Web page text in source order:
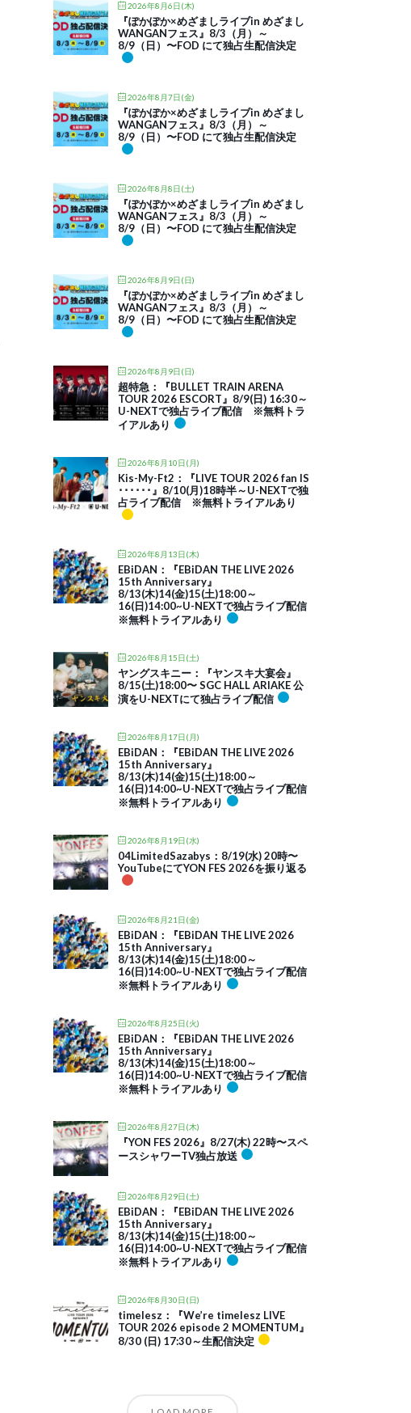
2026年8月6日(木)
『ぽかぽか×めざましライブin めざまし
WANGANフェス』8/3（月）～
8/9（日）〜FOD にて独占生配信決定
2026年8月7日(金)
『ぽかぽか×めざましライブin めざまし
WANGANフェス』8/3（月）～
8/9（日）〜FOD にて独占生配信決定
2026年8月8日(土)
『ぽかぽか×めざましライブin めざまし
WANGANフェス』8/3（月）～
8/9（日）〜FOD にて独占生配信決定
2026年8月9日(日)
『ぽかぽか×めざましライブin めざまし
WANGANフェス』8/3（月）～
8/9（日）〜FOD にて独占生配信決定
2026年8月9日(日)
超特急：『BULLET TRAIN ARENA
TOUR 2026 ESCORT』8/9(日) 16:30～
U-NEXTで独占ライブ配信 ※無料トラ
イアルあり
2026年8月10日(月)
Kis-My-Ft2：『LIVE TOUR 2026 fan IS
･･････』8/10(月)18時半～U-NEXTで独
占ライブ配信 ※無料トライアルあり
2026年8月13日(木)
EBiDAN：『EBiDAN THE LIVE 2026
15th Anniversary』
8/13(木)14(金)15(土)18:00～
16(日)14:00~U-NEXTで独占ライブ配信
※無料トライアルあり
2026年8月15日(土)
ヤングスキニー：『ヤンスキ大宴会』
8/15(土)18:00〜 SGC HALL ARIAKE 公
演をU-NEXTにて独占ライブ配信
2026年8月17日(月)
EBiDAN：『EBiDAN THE LIVE 2026
15th Anniversary』
8/13(木)14(金)15(土)18:00～
16(日)14:00~U-NEXTで独占ライブ配信
※無料トライアルあり
2026年8月19日(水)
04LimitedSazabys：8/19(水) 20時〜
YouTubeにてYON FES 2026を振り返る
2026年8月21日(金)
EBiDAN：『EBiDAN THE LIVE 2026
15th Anniversary』
8/13(木)14(金)15(土)18:00～
16(日)14:00~U-NEXTで独占ライブ配信
※無料トライアルあり
2026年8月25日(火)
EBiDAN：『EBiDAN THE LIVE 2026
15th Anniversary』
8/13(木)14(金)15(土)18:00～
16(日)14:00~U-NEXTで独占ライブ配信
※無料トライアルあり
2026年8月27日(木)
『YON FES 2026』8/27(木) 22時〜スペ
ースシャワーTV独占放送
2026年8月29日(土)
EBiDAN：『EBiDAN THE LIVE 2026
15th Anniversary』
8/13(木)14(金)15(土)18:00～
16(日)14:00~U-NEXTで独占ライブ配信
※無料トライアルあり
2026年8月30日(日)
timelesz：『We’re timelesz LIVE
TOUR 2026 episode 2 MOMENTUM』
8/30 (日) 17:30～生配信決定